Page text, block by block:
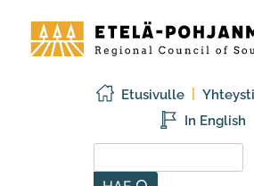
sisältöön
Pohjanmaan
liitto
Etusivulle
In English